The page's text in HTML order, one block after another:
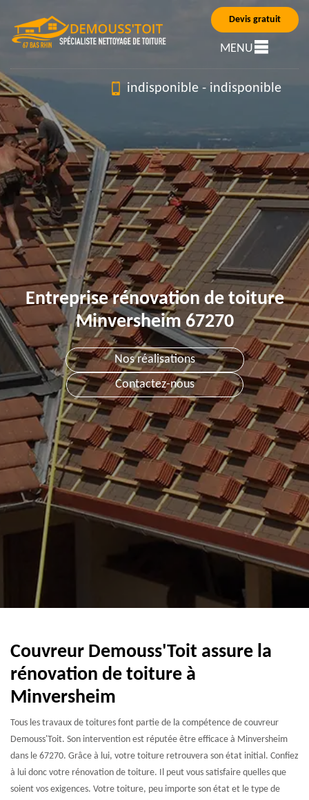
Devis gratuit
MENU
indisponible - indisponible
Entreprise rénovation de toiture
Minversheim 67270
Nos réalisations
Contactez-nous
Couvreur Demouss'Toit assure la
rénovation de toiture à
Minversheim
Tous les travaux de toitures font partie de la compétence de couvreur
Demouss'Toit. Son intervention est réputée être efficace à Minversheim
dans le 67270. Grâce à lui, votre toiture retrouvera son état initial. Confiez
à lui donc votre rénovation de toiture. Il peut vous satisfaire quelles que
soient vos exigences. Votre toiture, peu importe son état et le type de